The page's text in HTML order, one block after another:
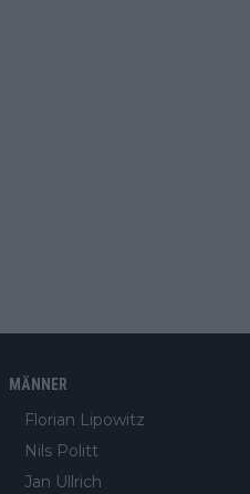
MÄNNER
Florian Lipowitz
Nils Politt
Jan Ullrich